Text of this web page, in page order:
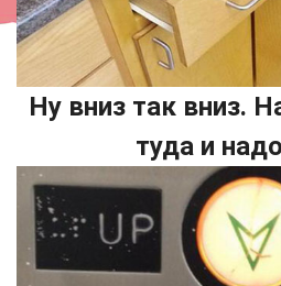
Ну вниз так вниз.
туда и